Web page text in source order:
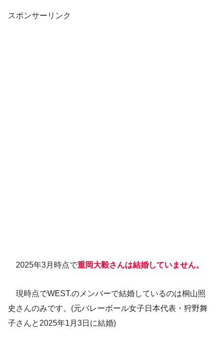
スポンサーリンク
2025年3月時点で重岡大毅さんは結婚していません。
現時点でWEST.のメンバーで結婚しているのは桐山照
史さんのみです。(元バレーボール女子日本代表・狩野舞
子さんと2025年1月3日に結婚)